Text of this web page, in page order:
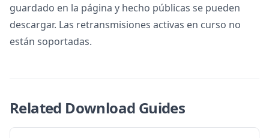
guardado en la página y hecho públicas se pueden
descargar. Las retransmisiones activas en curso no
están soportadas.
Related Download Guides